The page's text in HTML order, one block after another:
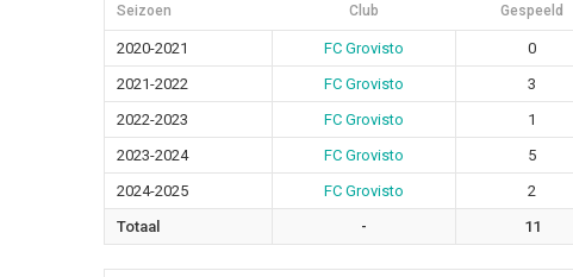
Seizoen Club Gespeeld
2020-2021 FC Grovisto 0
2021-2022
FC Grovisto 3
2022-2023
FC Grovisto 1
2023-2024
FC Grovisto 5
2024-2025
FC Grovisto 2
Totaal
- 11